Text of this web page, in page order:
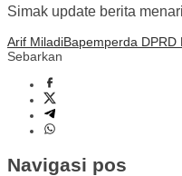
Simak update berita
Arif MiladiBapemperda DPRD
Sebarkan
Navigasi pos